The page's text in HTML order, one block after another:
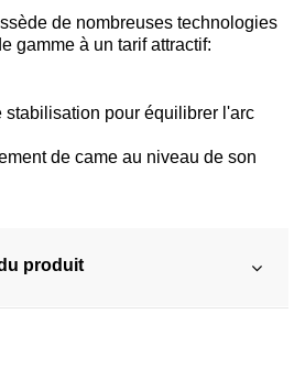
de nombreuses technologies
gamme à un tarif attractif:
stabilisation pour équilibrer l'arc
de came au niveau de son
produit